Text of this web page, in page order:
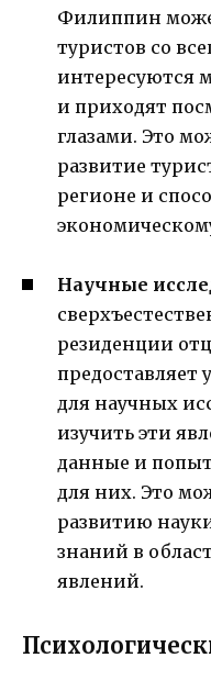
Филиппин
туристов со
интересуются
и приходят
глазами. Это
развитие
регионе и
Научные
резиденции
предоставляет
для научных
изучить эти
данные и
для них. Это
развитию
знаний в
явлений.